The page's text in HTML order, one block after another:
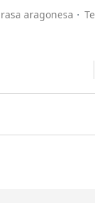
rasa aragonesa